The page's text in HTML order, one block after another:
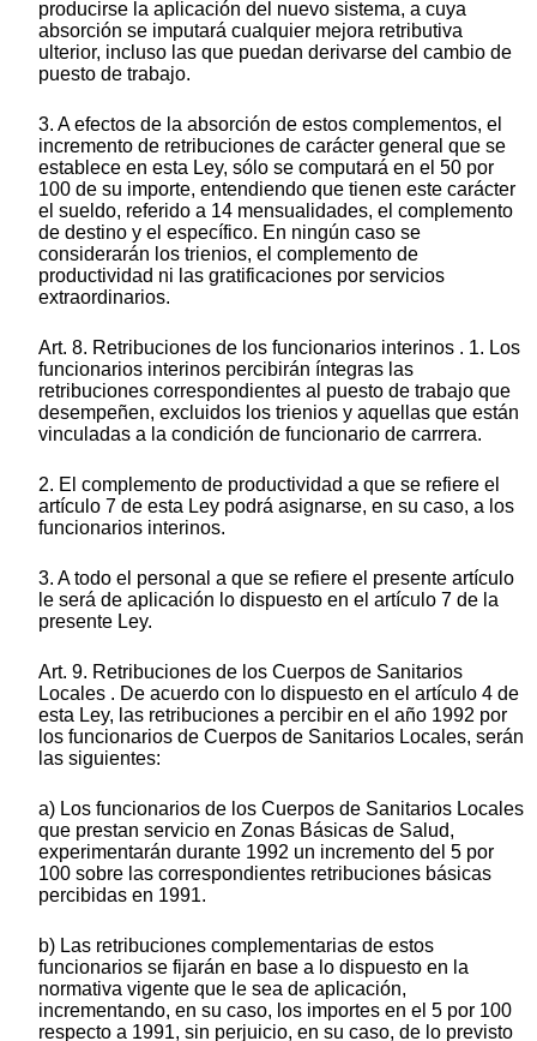
producirse la aplicación del nuevo sistema, a cuya
absorción se imputará cualquier mejora retributiva
ulterior, incluso las que puedan derivarse del cambio de
puesto de trabajo.
3. A efectos de la absorción de estos complementos, el
incremento de retribuciones de carácter general que se
establece en esta Ley, sólo se computará en el 50 por
100 de su importe, entendiendo que tienen este carácter
el sueldo, referido a 14 mensualidades, el complemento
de destino y el específico. En ningún caso se
considerarán los trienios, el complemento de
productividad ni las gratificaciones por servicios
extraordinarios.
Art. 8. Retribuciones de los funcionarios interinos . 1. Los
funcionarios interinos percibirán íntegras las
retribuciones correspondientes al puesto de trabajo que
desempeñen, excluidos los trienios y aquellas que están
vinculadas a la condición de funcionario de carrrera.
2. El complemento de productividad a que se refiere el
artículo 7 de esta Ley podrá asignarse, en su caso, a los
funcionarios interinos.
3. A todo el personal a que se refiere el presente artículo
le será de aplicación lo dispuesto en el artículo 7 de la
presente Ley.
Art. 9. Retribuciones de los Cuerpos de Sanitarios
Locales . De acuerdo con lo dispuesto en el artículo 4 de
esta Ley, las retribuciones a percibir en el año 1992 por
los funcionarios de Cuerpos de Sanitarios Locales, serán
las siguientes:
a) Los funcionarios de los Cuerpos de Sanitarios Locales
que prestan servicio en Zonas Básicas de Salud,
experimentarán durante 1992 un incremento del 5 por
100 sobre las correspondientes retribuciones básicas
percibidas en 1991.
b) Las retribuciones complementarias de estos
funcionarios se fijarán en base a lo dispuesto en la
normativa vigente que le sea de aplicación,
incrementando, en su caso, los importes en el 5 por 100
respecto a 1991, sin perjuicio, en su caso, de lo previsto